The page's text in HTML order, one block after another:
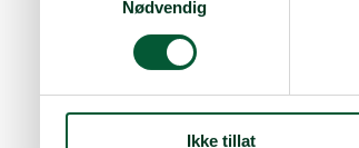
Nødvendig
Ikke tillat
returnere. Disse
menneskerett. Spørsmålet er
pengene kom fra, og dermed